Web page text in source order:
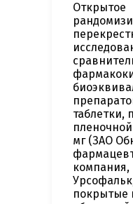
Открытое
таблетки,
мг (ЗАО
компания,
покрытые